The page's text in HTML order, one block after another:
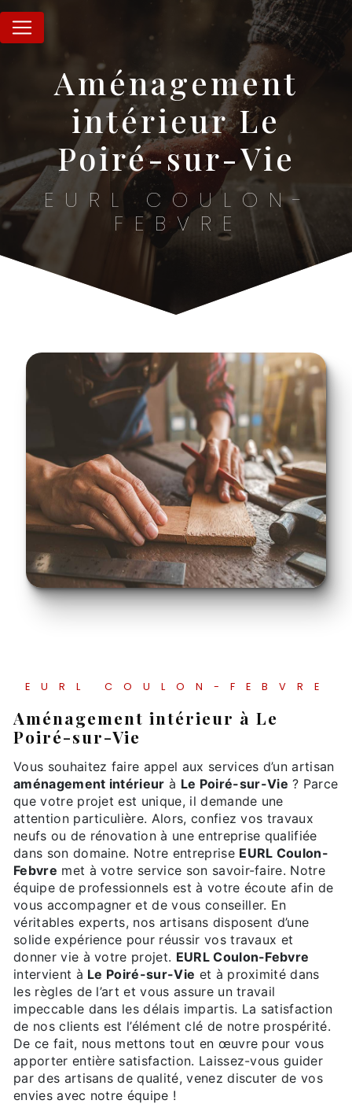
aménagement
intérieur Le
Poiré-sur-Vie
EURL COULON-
FEBVRE
EURL COULON-FEBVRE
aménagement intérieur à Le
Poiré-sur-Vie
Vous souhaitez faire appel aux services d’un artisan
aménagement intérieur à Le Poiré-sur-Vie ? Parce
que votre projet est unique, il demande une
attention particulière. Alors, confiez vos travaux
neufs ou de rénovation à une entreprise qualifiée
dans son domaine. Notre entreprise EURL Coulon-
Febvre met à votre service son savoir-faire. Notre
équipe de professionnels est à votre écoute afin de
vous accompagner et de vous conseiller. En
véritables experts, nos artisans disposent d’une
solide expérience pour réussir vos travaux et
donner vie à votre projet. EURL Coulon-Febvre
intervient à Le Poiré-sur-Vie et à proximité dans
les règles de l’art et vous assure un travail
impeccable dans les délais impartis. La satisfaction
de nos clients est l’élément clé de notre prospérité.
De ce fait, nous mettons tout en œuvre pour vous
apporter entière satisfaction. Laissez-vous guider
par des artisans de qualité, venez discuter de vos
envies avec notre équipe !
Panneau de gestion des cookies